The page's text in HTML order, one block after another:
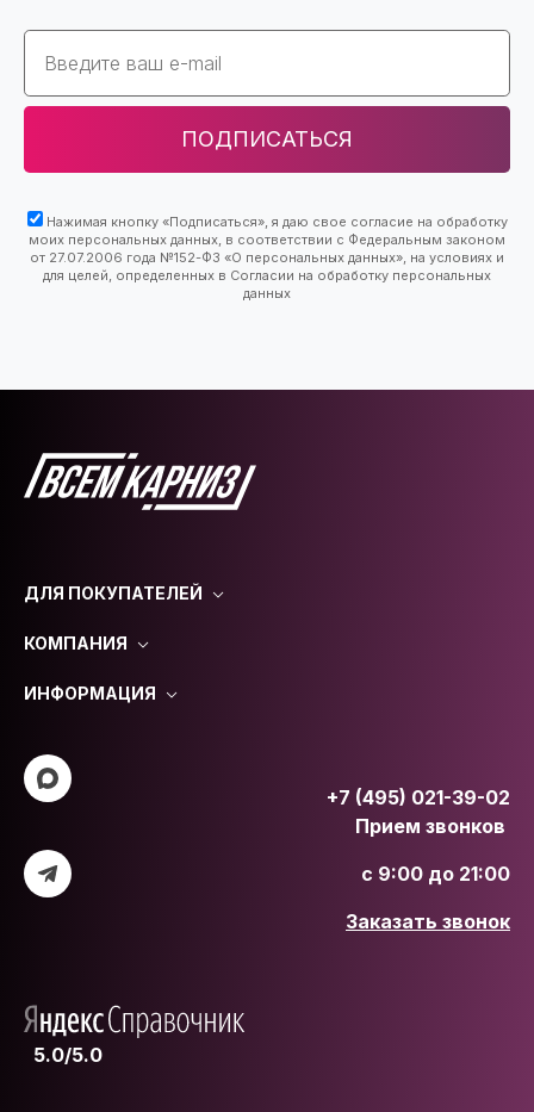
Email
ПОДПИСАТЬСЯ
Нажимая кнопку «Подписаться», я даю свое согласие на обработку
моих персональных данных, в соответствии с Федеральным законом
от 27.07.2006 года №152-ФЗ «О персональных данных», на условиях и
для целей, определенных в Согласии на обработку персональных
данных
ДЛЯ ПОКУПАТЕЛЕЙ
КОМПАНИЯ
ИНФОРМАЦИЯ
+7 (495) 021-39-02
Прием звонков
с 9:00 до 21:00
Заказать звонок
5.0/5.0